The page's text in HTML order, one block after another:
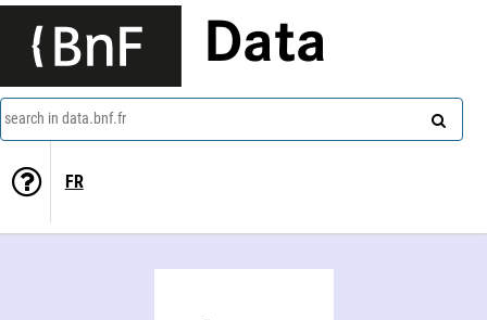
Data
search in data.bnf.fr
FR